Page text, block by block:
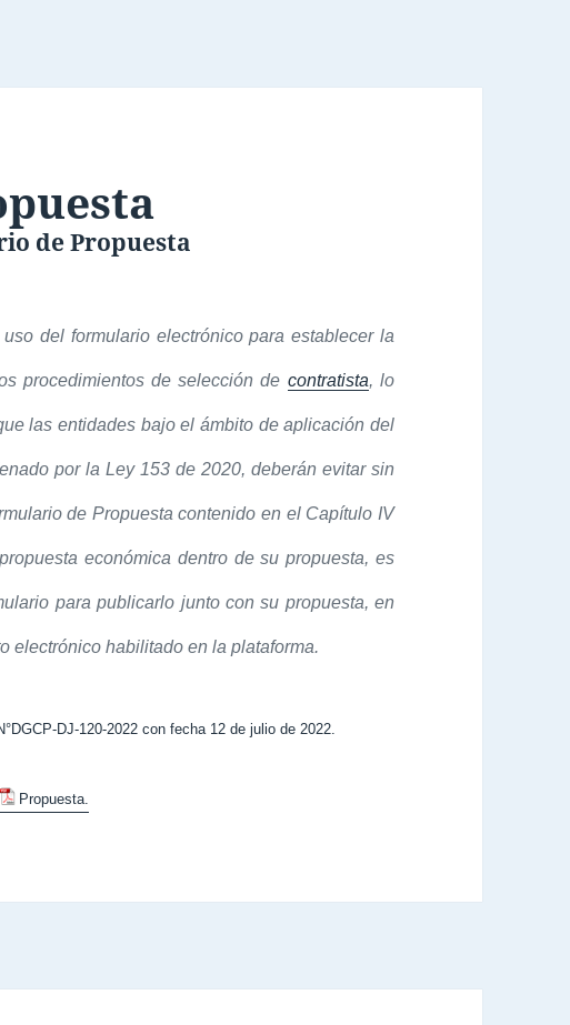
de Propuesta
del formulario electrónico para establecer la
procedimientos de selección de contratista, lo
las entidades bajo el ámbito de aplicación del
por la Ley 153 de 2020, deberán evitar sin
de Propuesta contenido en el Capítulo IV
económica dentro de su propuesta, es
para publicarlo junto con su propuesta, en
electrónico habilitado en la plataforma.
DJ-120-2022 con fecha 12 de julio de 2022.
Propuesta.